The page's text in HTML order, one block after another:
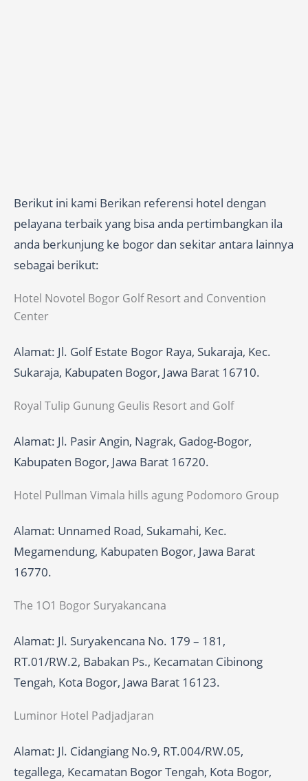
Berikut ini kami Berikan referensi hotel dengan
pelayana terbaik yang bisa anda pertimbangkan ila
anda berkunjung ke bogor dan sekitar antara lainnya
sebagai berikut:
Hotel Novotel Bogor Golf Resort and Convention
Center
Alamat: Jl. Golf Estate Bogor Raya, Sukaraja, Kec.
Sukaraja, Kabupaten Bogor, Jawa Barat 16710.
Royal Tulip Gunung Geulis Resort and Golf
Alamat: Jl. Pasir Angin, Nagrak, Gadog-Bogor,
Kabupaten Bogor, Jawa Barat 16720.
Hotel Pullman Vimala hills agung Podomoro Group
Alamat: Unnamed Road, Sukamahi, Kec.
Megamendung, Kabupaten Bogor, Jawa Barat
16770.
The 1O1 Bogor Suryakancana
Alamat: Jl. Suryakencana No. 179 – 181,
RT.01/RW.2, Babakan Ps., Kecamatan Cibinong
Tengah, Kota Bogor, Jawa Barat 16123.
Luminor Hotel Padjadjaran
Alamat: Jl. Cidangiang No.9, RT.004/RW.05,
tegallega, Kecamatan Bogor Tengah, Kota Bogor,